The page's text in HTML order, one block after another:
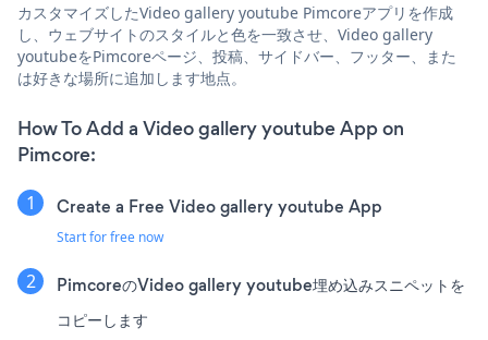
カスタマイズしたVideo gallery youtube Pimcoreアプリを作成
し、ウェブサイトのスタイルと色を一致させ、Video gallery
youtubeをPimcoreページ、投稿、サイドバー、フッター、また
は好きな場所に追加します地点。
How To Add a Video gallery youtube App on
Pimcore:
Create a Free Video gallery youtube App
Start for free now
PimcoreのVideo gallery youtube埋め込みスニペットを
コピーします